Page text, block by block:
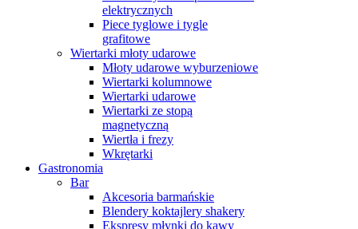
elektrycznych
Piece tyglowe i tygle
grafitowe
Wiertarki młoty udarowe
Młoty udarowe wyburzeniowe
Wiertarki kolumnowe
Wiertarki udarowe
Wiertarki ze stopą
magnetyczną
Wiertła i frezy
Wkrętarki
Gastronomia
Bar
Akcesoria barmańskie
Blendery koktajlery shakery
Ekspresy młynki do kawy